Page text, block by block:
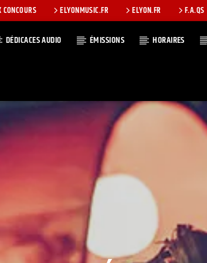
CONCOURS ELYONMUSIC.FR ELYON.FR F.A.QS
DÉDICACES AUDIO ÉMISSIONS HORAIRES